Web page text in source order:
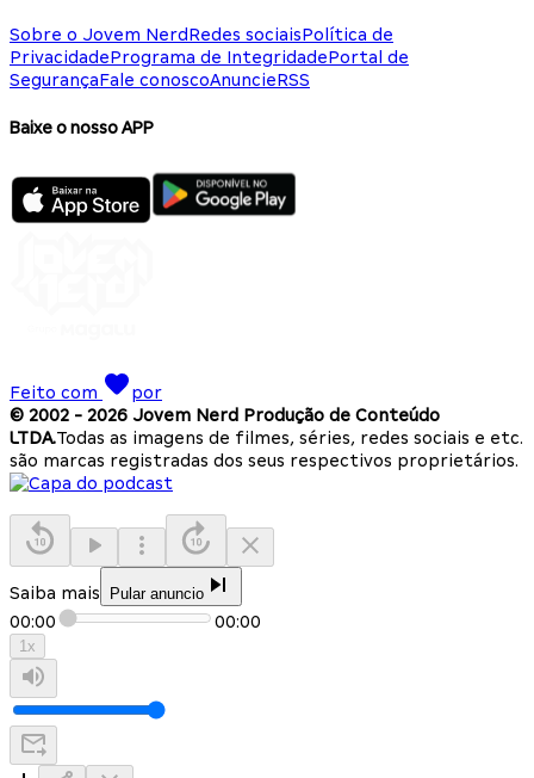
Sobre o Jovem NerdRedes sociaisPolítica de
PrivacidadePrograma de IntegridadePortal de
SegurançaFale conoscoAnuncieRSS
Baixe o nosso APP
Feito com
por
© 2002 - 2026 Jovem Nerd Produção de Conteúdo
LTDA.Todas as imagens de filmes, séries, redes sociais e etc.
são marcas registradas dos seus respectivos proprietários.
Saiba mais Pular anuncio
00:00 00:00
1x